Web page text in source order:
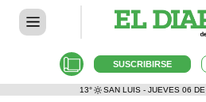
SUSCRIBIRSE
13° SAN LUIS - JUEVES 06